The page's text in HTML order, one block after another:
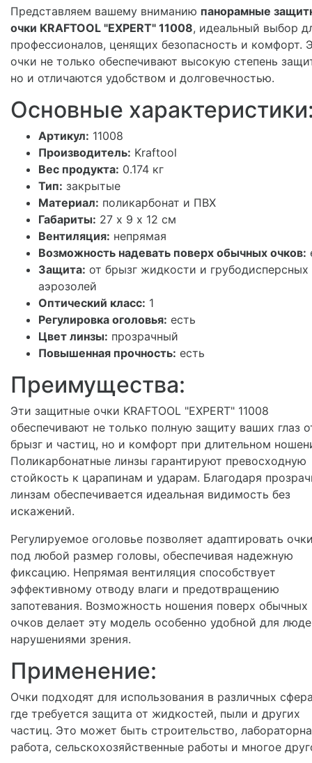
Представляем вашему вниманию панорамные
очки KRAFTOOL "EXPERT" 11008, идеальный выбор
профессионалов, ценящих безопасность и комфорт.
очки не только обеспечивают высокую степень
но и отличаются удобством и долговечностью.
Основные
Артикул: 11008
Производитель: Kraftool
Вес продукта: 0.174 кг
Тип: закрытые
Материал: поликарбонат и ПВХ
Габариты: 27 х 9 х 12 см
Вентиляция: непрямая
Возможность надевать поверх обычных очков:
Защита: от брызг жидкости и грубодисперсных
аэрозолей
Оптический класс: 1
Регулировка оголовья: есть
Цвет линзы: прозрачный
Повышенная прочность: есть
Преимущества:
Эти защитные очки KRAFTOOL "EXPERT" 11008
обеспечивают не только полную защиту ваших глаз
брызг и частиц, но и комфорт при длительном
Поликарбонатные линзы гарантируют превосходную
стойкость к царапинам и ударам. Благодаря
линзам обеспечивается идеальная видимость без
искажений.
Регулируемое оголовье позволяет адаптировать
под любой размер головы, обеспечивая надежную
фиксацию. Непрямая вентиляция способствует
эффективному отводу влаги и предотвращению
запотевания. Возможность ношения поверх обычных
очков делает эту модель особенно удобной для
нарушениями зрения.
Применение:
Очки подходят для использования в различных
где требуется защита от жидкостей, пыли и других
частиц. Это может быть строительство,
работа, сельскохозяйственные работы и многое